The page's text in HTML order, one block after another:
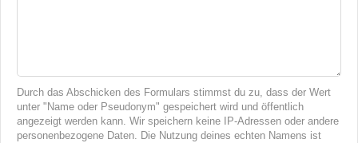
Durch das Abschicken des Formulars stimmst du zu, dass der Wert
unter "Name oder Pseudonym" gespeichert wird und öffentlich
angezeigt werden kann. Wir speichern keine IP-Adressen oder andere
personenbezogene Daten. Die Nutzung deines echten Namens ist